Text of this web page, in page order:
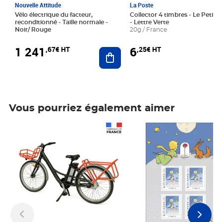
Nouvelle Attitude
Vélo électrique du facteur,
reconditionné - Taille normale -
Noir/ Rouge
1 241 ,67€ HT Ajouter au panier
La Poste
Collector 4 timbres - Le Petit
- Lettre Verte
20g / France
6,25€ HT
Vous pourriez également aimer
Prix 6,25€ HT